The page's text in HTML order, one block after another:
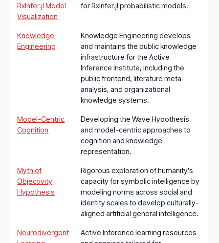
RxInfer.jl Model
Visualization
for RxInfer.jl probabilistic models.
Knowledge
Engineering
Knowledge Engineering develops
and maintains the public knowledge
infrastructure for the Active
Inference Institute, including the
public frontend, literature meta-
analysis, and organizational
knowledge systems.
Model-Centric
Cognition
Developing the Wave Hypothesis
and model-centric approaches to
cognition and knowledge
representation.
Myth of
Objectivity
Hypothesis
Rigorous exploration of humanity's
capacity for symbolic intelligence by
modeling norms across social and
identity scales to develop culturally-
aligned artificial general intelligence.
Neurodivergent
Active Inference learning resources